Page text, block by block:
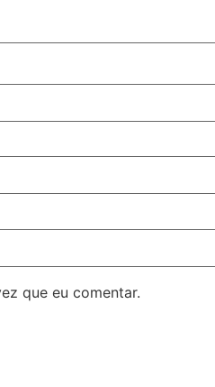
que eu comentar.